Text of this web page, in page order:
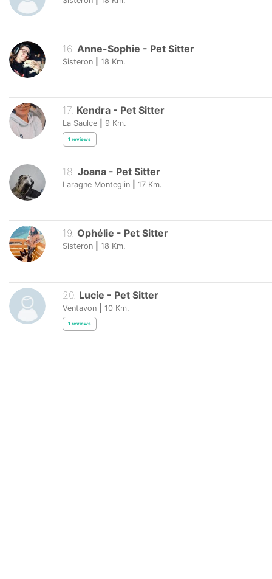
16 Anne-Sophie - Pet Sitter
Sisteron 18 Km.
17. Kendra - Pet Sitter
La Saulce 9 Km.
1 reviews
18. Joana - Pet Sitter
Laragne Monteglin 17 Km.
19. Ophélie - Pet Sitter
Sisteron 18 Km.
20. Lucie - Pet Sitter
Ventavon 10 Km.
1 reviews